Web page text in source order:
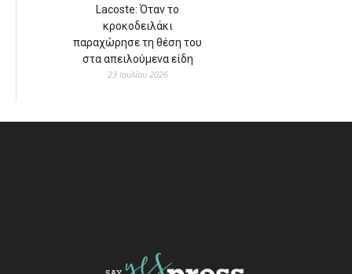
Lacoste: Όταν το
κροκοδειλάκι
παραχώρησε τη θέση του
στα απειλούμενα είδη
23 Ιουλίου 2026